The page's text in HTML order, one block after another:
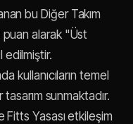
bu Diğer Takım
puan alarak "Üst
kullanıcıların temel
tasarım sunmaktadır.
Fitts Yasası etkileşim